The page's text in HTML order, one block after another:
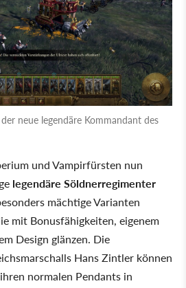
neue legendäre Kommandant des
und Vampirfürsten nun
legendäre Söldnerregimenter
mächtige Varianten
mit Bonusfähigkeiten, eigenem
Design glänzen. Die
Hans Zintler können
normalen Pendants in